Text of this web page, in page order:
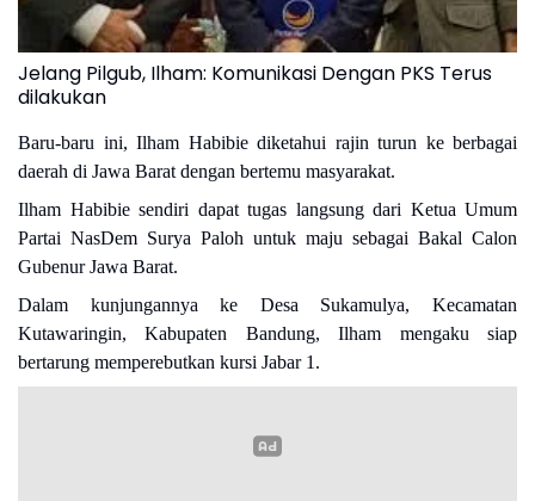
Jelang Pilgub, Ilham: Komunikasi Dengan PKS Terus
dilakukan
Baru-baru ini, Ilham Habibie diketahui rajin turun ke berbagai
daerah di Jawa Barat dengan bertemu masyarakat.
Ilham Habibie sendiri dapat tugas langsung dari Ketua Umum
Partai NasDem Surya Paloh untuk maju sebagai Bakal Calon
Gubenur Jawa Barat.
Dalam kunjungannya ke Desa Sukamulya, Kecamatan
Kutawaringin, Kabupaten Bandung, Ilham mengaku siap
bertarung memperebutkan kursi Jabar 1.